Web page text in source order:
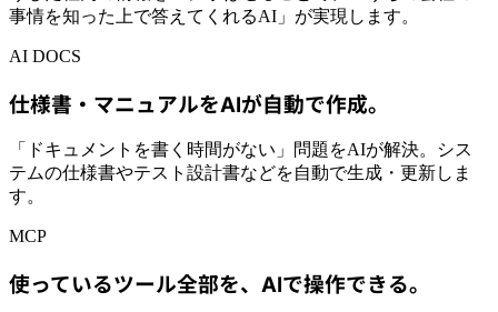
事情を知った上で答えてくれるAI」が実現します。
AI DOCS
仕様書・マニュアルをAIが自動で作成。
「ドキュメントを書く時間がない」問題をAIが解決。シス
テムの仕様書やテスト設計書などを自動で生成・更新しま
す。
MCP
使っているツール全部を、AIで操作できる。